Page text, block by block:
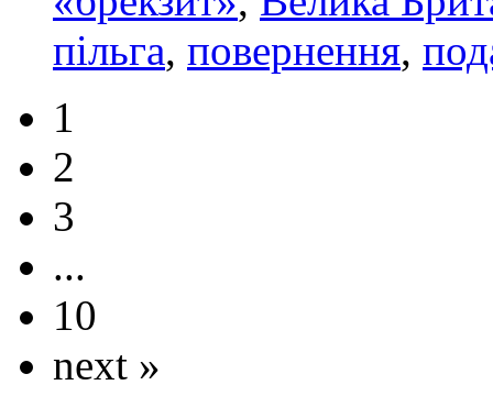
пільга, повернення,
1
2
3
...
10
next »